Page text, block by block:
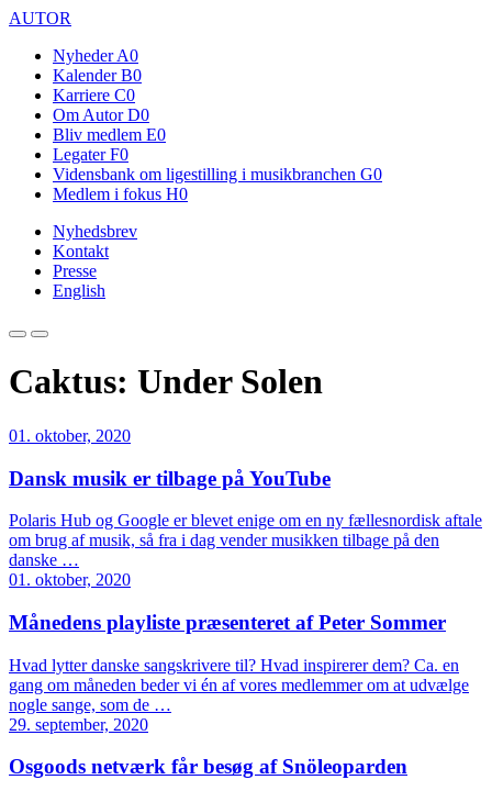
AUTOR
Nyheder A0
Kalender B0
Karriere C0
Om Autor D0
Bliv medlem E0
Legater F0
Vidensbank om ligestilling i musikbranchen G0
Medlem i fokus H0
Nyhedsbrev
Kontakt
Presse
English
Caktus: Under Solen
01. oktober, 2020
Dansk musik er tilbage på YouTube
Polaris Hub og Google er blevet enige om en ny fællesnordisk aftale
om brug af musik, så fra i dag vender musikken tilbage på den
danske …
01. oktober, 2020
Månedens playliste præsenteret af Peter Sommer
Hvad lytter danske sangskrivere til? Hvad inspirerer dem? Ca. en
gang om måneden beder vi én af vores medlemmer om at udvælge
nogle sange, som de …
29. september, 2020
Osgoods netværk får besøg af Snöleoparden